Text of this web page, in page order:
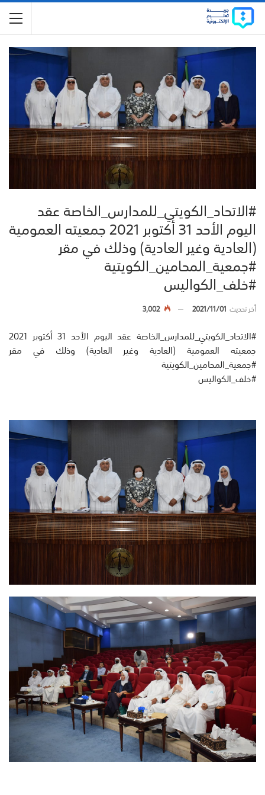
#الاتحاد_الكويتي_للمدارس_الخاصة عقد
اليوم الأحد 31 أكتوبر 2021 جمعيته العمومية
(العادية وغير العادية) وذلك في مقر
#جمعية_المحامين_الكويتية
#خلف_الكواليس
أخر تحديث 2021/11/01
3,002
#الاتحاد_الكويتي_للمدارس_الخاصة عقد اليوم الأحد 31 أكتوبر 2021
جمعيته العمومية (العادية وغير العادية) وذلك في مقر
#جمعية_المحامين_الكويتية
#خلف_الكواليس